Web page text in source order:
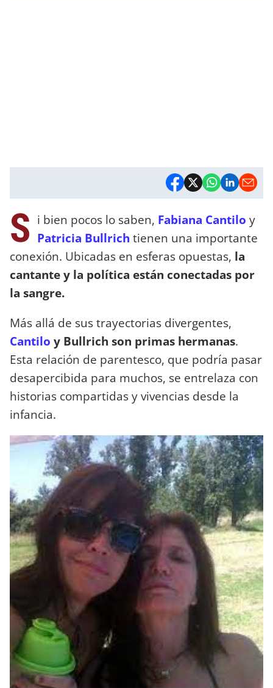
S i bien pocos lo saben, Fabiana Cantilo y
Patricia Bullrich tienen una importante
conexión. Ubicadas en esferas opuestas, la
cantante y la política están conectadas por
la sangre.
Más allá de sus trayectorias divergentes,
Cantilo y Bullrich son primas hermanas.
Esta relación de parentesco, que podría pasar
desapercibida para muchos, se entrelaza con
historias compartidas y vivencias desde la
infancia.